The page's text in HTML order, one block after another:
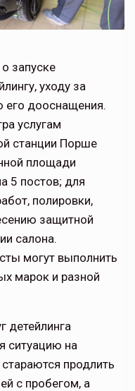
запуске
уходу за
дооснащения.
услугам
станции Порше
площади
5 постов; для
полировки,
защитной
салона.
могут выполнить
марок и разной
детейлинга
ситуацию на
продлить
с пробегом, а